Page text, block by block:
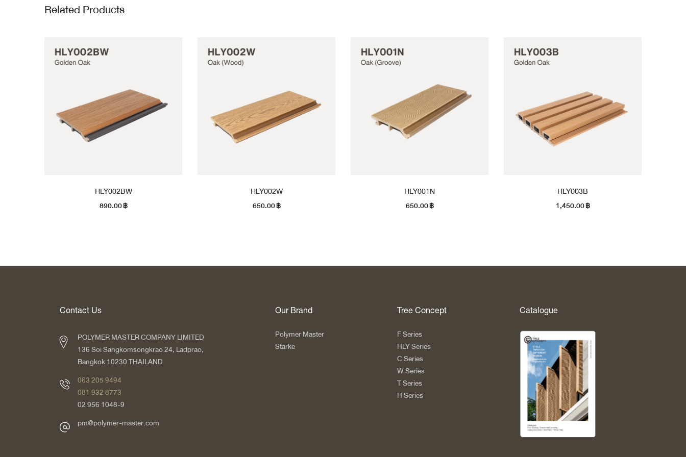
Related Products
HLY002BW
890.00฿
HLY002W
650.00฿
HLY001N
650.00฿
HLY003B
1,450.00฿
Contact Us
POLYMER MASTER COMPANY LIMITED
136 Soi Sangkomsongkrao 24, Ladprao,
Bangkok 10230 THAILAND
063 205 9494
081 932 8773
02 956 1048-9
pm@polymer-master.com
Our Brand
Polymer Master
Starke
Tree Concept
F Series
HLY Series
C Series
W Series
T Series
H Series
Catalogue